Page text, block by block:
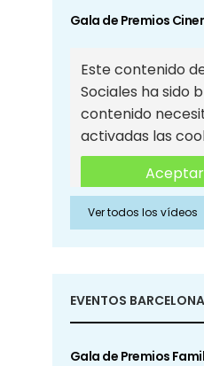
Gala de Premios
Este contenido
Sociales ha sido
contenido
activadas las
Aceptar
Ver todos los vídeos
EVENTOS BARCELONA
Gala de Premios